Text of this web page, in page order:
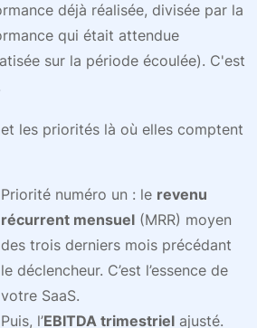
déjà réalisée, divisée par la
qui était attendue
sur la période écoulée). C'est
les priorités là où elles comptent
Priorité numéro un : le revenu
récurrent mensuel (MRR) moyen
des trois derniers mois précédant
le déclencheur. C’est l’essence de
votre SaaS.
Puis, l’EBITDA trimestriel ajusté.